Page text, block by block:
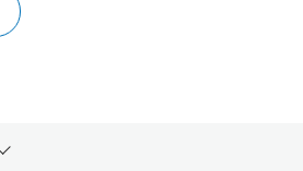
Toggle breadcrumbs